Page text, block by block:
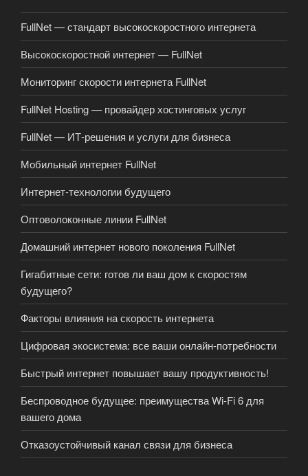
FullNet — стандарт высокоскоростного интернета
Высокоскоростной интернет — FullNet
Мониторинг скорости интернета FullNet
FullNet Hosting — провайдер хостинговых услуг
FullNet — ИТ-решения и услуги для бизнеса
Мобильный интернет FullNet
Интернет-технологии будущего
Оптоволоконные линии FullNet
Домашний интернет нового поколения FullNet
Гигабитные сети: готов ли ваш дом к скоростям
будущего?
Факторы влияния на скорость интернета
Цифровая экосистема: все ваши онлайн-потребности
Быстрый интернет повышает вашу продуктивность!
Беспроводное будущее: преимущества Wi-Fi 6 для
вашего дома
Отказоустойчивый канал связи для бизнеса